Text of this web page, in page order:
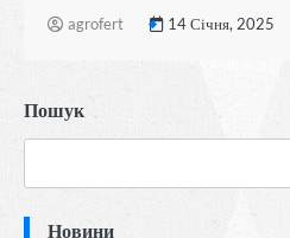
agrofert 14 Січня, 2025
Пошук
Новини